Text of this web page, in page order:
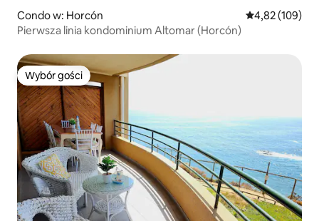
Condo w: Horcón Średnia
4,82 (109)
Pierwsza linia kondominium Altomar (Horcón)
Wybór gości
Wybór gości